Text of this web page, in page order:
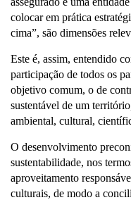
colocar em prática
cima”, são dimensões
Este é, assim, entendido
participação de todos os
objetivo comum, o de
sustentável de um
ambiental, cultural,
O desenvolvimento
sustentabilidade, nos
aproveitamento
culturais, de modo a